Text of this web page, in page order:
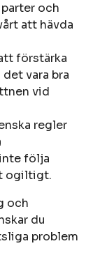
och
att hävda
förstärka
vara bra
vid
regler
följa
ogiltigt.
och
du
problem